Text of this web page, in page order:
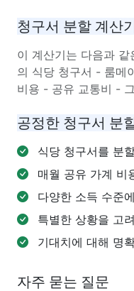
청구서 분할 계산
이 계산기는 다음과
의 식당 청구서 - 룸메
비용 - 공유 교통비 -
공정한 청구서 분
식당 청구서를 분
매월 공유 가계 비
다양한 소득 수준
특별한 상황을 고
기대치에 대해 명
자주 묻는 질문